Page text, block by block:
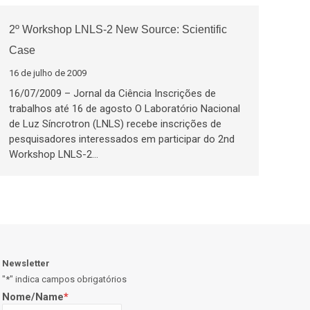
2º Workshop LNLS-2 New Source: Scientific
Case
16 de julho de 2009
16/07/2009 – Jornal da Ciência Inscrições de
trabalhos até 16 de agosto O Laboratório Nacional
de Luz Síncrotron (LNLS) recebe inscrições de
pesquisadores interessados em participar do 2nd
Workshop LNLS-2…
Newsletter
"*" indica campos obrigatórios
Nome/Name*